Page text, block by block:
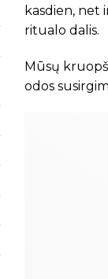
kasdien, net
ritualo dalis.
Mūsų
odos